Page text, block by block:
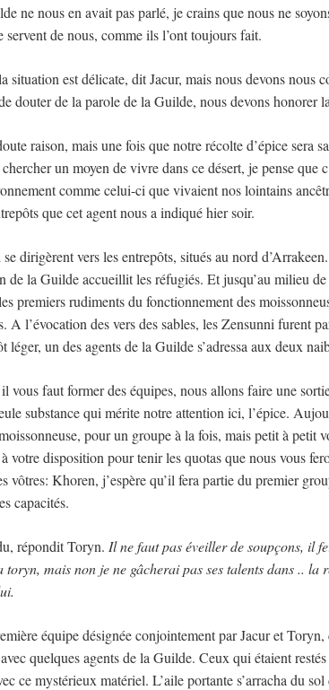
ne nous en avait pas parlé, je crains que nous ne
servent de nous, comme ils l’ont toujours fait.
situation est délicate, dit Jacur, mais nous devons nous
douter de la parole de la Guilde, nous devons honorer
raison, mais une fois que notre récolte d’épice sera
un moyen de vivre dans ce désert, je pense que
comme celui-ci que vivaient nos lointains
que cet agent nous a indiqué hier soir.
dirigèrent vers les entrepôts, situés au nord
de la Guilde accueillit les réfugiés. Et jusqu’au milieu
premiers rudiments du fonctionnement des
A l’évocation des vers des sables, les Zensunni furent
léger, un des agents de la Guilde s’adressa aux deux
vous faut former des équipes, nous allons faire une
substance qui mérite notre attention ici, l’épice.
pour un groupe à la fois, mais petit à petit
votre disposition pour tenir les quotas que nous vous
vôtres: Khoren, j’espère qu’il fera partie du premier
capacités.
répondit Toryn. Il ne faut pas éveiller de soupçons, il
toryn, mais non je ne gâcherai pas ses talents dans .. la
équipe désignée conjointement par Jacur et
quelques agents de la Guilde. Ceux qui étaient
ce mystérieux matériel. L’aile portante s’arracha du